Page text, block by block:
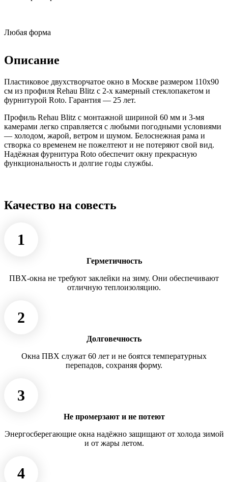
Любая форма
Описание
Пластиковое двухстворчатое окно в Москве размером 110x90
см из профиля Rehau Blitz с 2-х камерный стеклопакетом и
фурнитурой Roto. Гарантия — 25 лет.
Профиль Rehau Blitz с монтажной шириной 60 мм и 3-мя
камерами легко справляется с любыми погодными условиями
— холодом, жарой, ветром и шумом. Белоснежная рама и
створка со временем не пожелтеют и не потеряют свой вид.
Надёжная фурнитура Roto обеспечит окну прекрасную
функциональность и долгие годы службы.
Качество на совесть
1
Герметичность
ПВХ-окна не требуют заклейки на зиму. Они обеспечивают
отличную теплоизоляцию.
2
Долговечность
Окна ПВХ служат 60 лет и не боятся температурных
перепадов, сохраняя форму.
3
Не промерзают и не потеют
Энергосберегающие окна надёжно защищают от холода зимой
и от жары летом.
4